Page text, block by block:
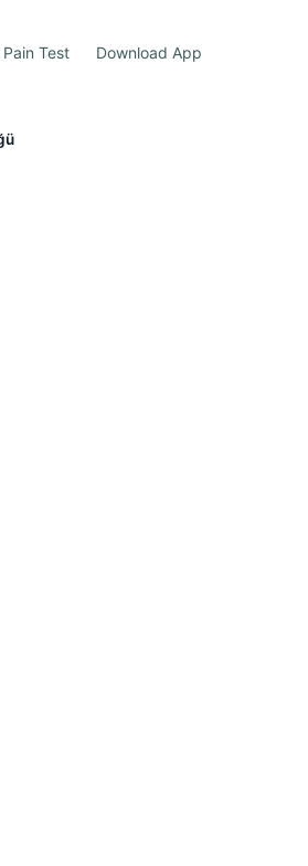
Test Download App